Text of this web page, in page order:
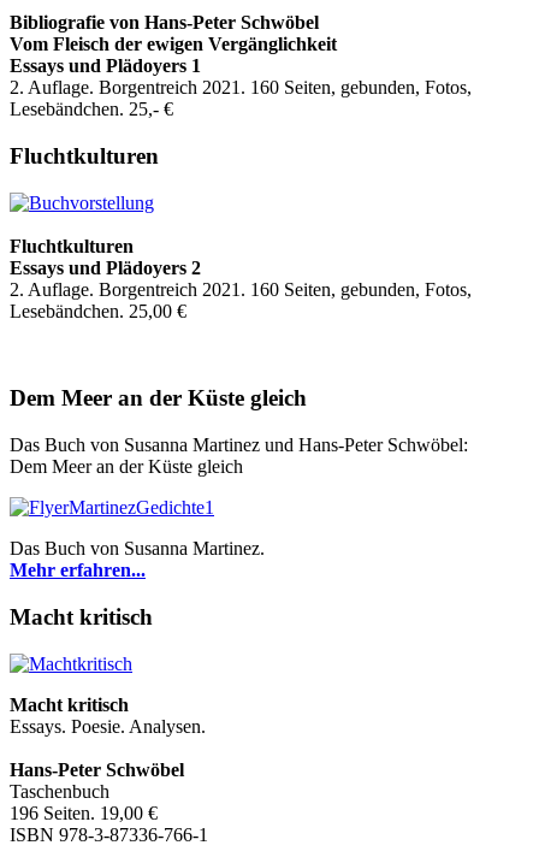
Bibliografie von Hans-Peter Schwöbel
Vom Fleisch der ewigen Vergänglichkeit
Essays und Plädoyers 1
2. Auflage. Borgentreich 2021. 160 Seiten, gebunden, Fotos,
Lesebändchen. 25,- €
Fluchtkulturen
Fluchtkulturen
Essays und Plädoyers 2
2. Auflage. Borgentreich 2021. 160 Seiten, gebunden, Fotos,
Lesebändchen. 25,00 €
Dem Meer an der Küste gleich
Das Buch von Susanna Martinez und Hans-Peter Schwöbel:
Dem Meer an der Küste gleich
Das Buch von Susanna Martinez.
Mehr erfahren...
Macht kritisch
Macht kritisch
Essays. Poesie. Analysen.
Hans-Peter Schwöbel
Taschenbuch
196 Seiten. 19,00 €
ISBN 978-3-87336-766-1